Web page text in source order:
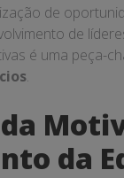
de
de
é uma peça-
.
da